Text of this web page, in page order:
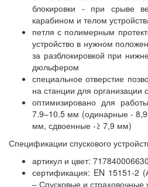
блокировки - при срыве
карабином и телом
петля с полимерным
устройство в нужном
за разблокировкой при
дюльфером
специальное отверстие
на станции для организации
оптимизировано для
7.9–10.5 мм (одинарные -
мм, сдвоенные -≥ 7,9 мм)
Спецификации спускового
артикул и цвет:
сертификация: EN 15151-2
– Спусковые и страховочные